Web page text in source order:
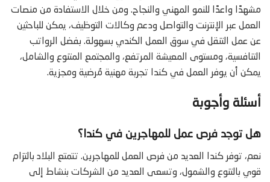
مشهدًا واعدًا للنمو المهني والنجاح. ومن خلال الاستفادة من منصات
العمل عبر الإنترنت والتواصل ودعم وكالات التوظيف، يمكن للباحثين
عن عمل التنقل في سوق العمل الكندي بسهولة. بفضل الرواتب
التنافسية، ومستوى المعيشة المرتفع، والمجتمع المتنوع والشامل،
يمكن أن يوفر العمل في كندا تجربة مهنية مُرضية ومجزية.
أسئلة وأجوبة
هل توجد فرص عمل للمهاجرين في كندا؟
نعم، توفر كندا العديد من فرص العمل للمهاجرين. تتمتع البلاد بالتزام
قوي بالتنوع والشمول، وتسعى العديد من الشركات بنشاط إلى